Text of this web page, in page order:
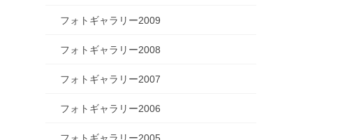
フォトギャラリー2009
フォトギャラリー2008
フォトギャラリー2007
フォトギャラリー2006